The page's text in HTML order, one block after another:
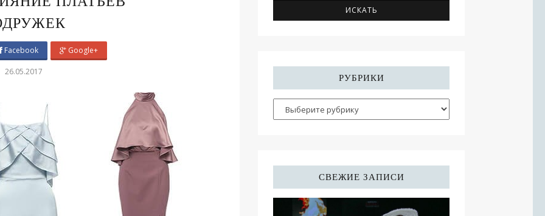
Facebook Google+
26.05.2017
РУБРИКИ
СВЕЖИЕ ЗАПИСИ